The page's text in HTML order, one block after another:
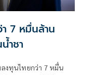
7 หมื่นล้าน
ำชา
งทุนไทยกว่า 7 หมื่น